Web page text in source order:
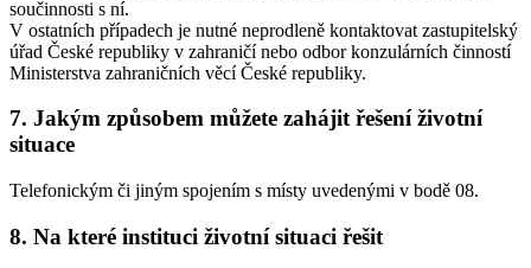
součinnosti s ní.
V ostatních případech je nutné neprodleně kontaktovat zastupitelský
úřad České republiky v zahraničí nebo odbor konzulárních činností
Ministerstva zahraničních věcí České republiky.
7. Jakým způsobem můžete zahájit řešení životní
situace
Telefonickým či jiným spojením s místy uvedenými v bodě 08.
8. Na které instituci životní situaci řešit